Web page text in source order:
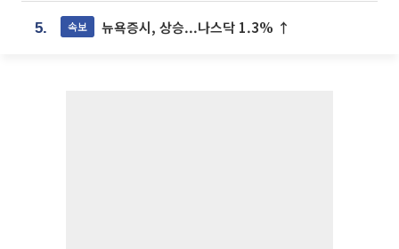
5. 속보 뉴욕증시, 상승...나스닥 1.3% ↑